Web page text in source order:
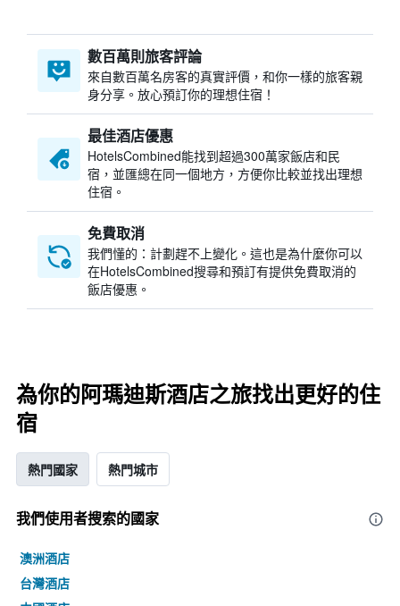
數百萬則旅客評論
來自數百萬名房客的真實評價，和你一樣的旅客親
身分享。放心預訂你的理想住宿！
最佳酒店優惠
HotelsCombined​能找到超過300萬家飯店和民
宿，並匯總在同一個地方，方便你比較並找出理想
住宿。
免費取消
我們懂的：計劃趕不上變化。這也是為什麼你可以
在HotelsCombined搜尋和預訂有提供免費取消的
飯店優惠。
為你的阿瑪迪斯酒店之旅找出更好的住
宿
熱門國家 熱門城市
我們使用者搜索的國家
澳洲酒店
台灣酒店